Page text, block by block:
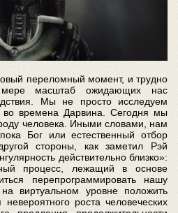
переломный момент, и трудно
мере масштаб ожидающих нас
Мы не просто исследуем
во времена Дарвина. Сегодня мы
человека. Иными словами, нам
Бог или естественный отбор
стороны, как заметил Рэй
действительно близко»:
процесс, лежащий в основе
перепрограммировать нашу
виртуальном уровне положить
роста человеческих